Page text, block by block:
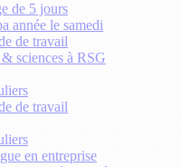
de 5 jours
année le samedi
de travail
sciences à RSG
de travail
en entreprise